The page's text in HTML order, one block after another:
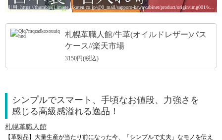
札幌革職人館/牛革(オイルドレザー)パス
ケース//楽天市場
3150円(税込)
シンプルでスマート、手頃なお値段、力強さを
感じる高級感溢れる逸品！
札幌革職人館
【革製品】大量生産が当たり前になった今、「シンプルで丈夫」なモノを伝え